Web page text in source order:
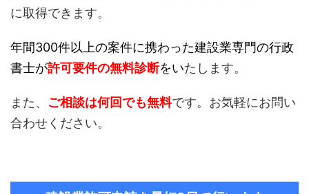
に取得できます。
年間300件以上の案件に携わった建設業専門の行政
書士が許可要件の無料診断をいたします。
また、 ご相談は何回でも無料です。お気軽にお問い
合わせください。